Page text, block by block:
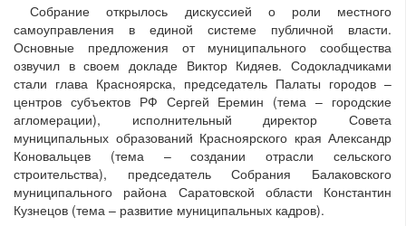
Собрание открылось дискуссией о роли местного
самоуправления в единой системе публичной власти.
Основные предложения от муниципального сообщества
озвучил в своем докладе Виктор Кидяев. Содокладчиками
стали глава Красноярска, председатель Палаты городов –
центров субъектов РФ Сергей Еремин (тема – городские
агломерации), исполнительный директор Совета
муниципальных образований Красноярского края Александр
Коновальцев (тема – создании отрасли сельского
строительства), председатель Собрания Балаковского
муниципального района Саратовской области Константин
Кузнецов (тема – развитие муниципальных кадров).